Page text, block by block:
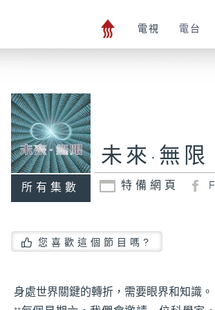
電視 電台
所有集數
未來·無限
特備網頁
您喜歡這個節目嗎?
身處世界關鍵的轉折，需要眼界和知識。